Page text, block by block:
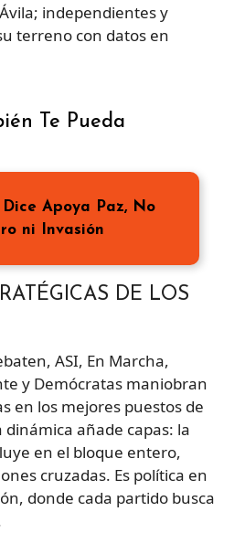
independientes y
terreno con datos en
Te Pueda
Apoya Paz, No
ni Invasión
DE LOS
ASI, En Marcha,
y Demócratas maniobran
en los mejores puestos de
dinámica añade capas: la
en el bloque entero,
cruzadas. Es política en
donde cada partido busca